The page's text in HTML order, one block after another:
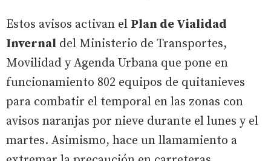
Estos avisos activan el Plan de Vialidad
Invernal del Ministerio de Transportes,
Movilidad y Agenda Urbana que pone en
funcionamiento 802 equipos de quitanieves
para combatir el temporal en las zonas con
avisos naranjas por nieve durante el lunes y el
martes. Asimismo, hace un llamamiento a